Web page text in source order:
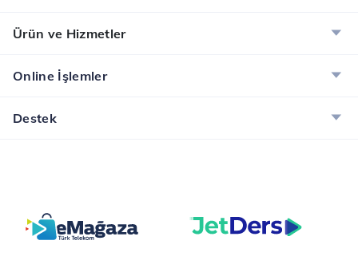
Ürün ve Hizmetler
Online İşlemler
Destek